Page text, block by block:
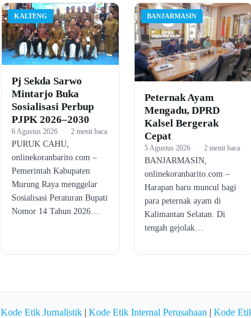
KALTENG
Pj Sekda Sarwo
Mintarjo Buka
Sosialisasi Perbup
PJPK 2026–2030
6 Agustus 2026 · 2 menit baca
PURUK CAHU,
onlinekoranbarito.com –
Pemerintah Kabupaten
Murung Raya menggelar
Sosialisasi Peraturan Bupati
Nomor 14 Tahun 2026…
BANJARMASIN
Peternak Ayam
Mengadu, DPRD
Kalsel Bergerak
Cepat
5 Agustus 2026 · 2 menit baca
BANJARMASIN,
onlinekoranbarito.com –
Harapan baru muncul bagi
para peternak ayam di
Kalimantan Selatan. Di
tengah gejolak…
Kode Etik Jurnalistik | Kode Etik Internal Perusahaan | Kode